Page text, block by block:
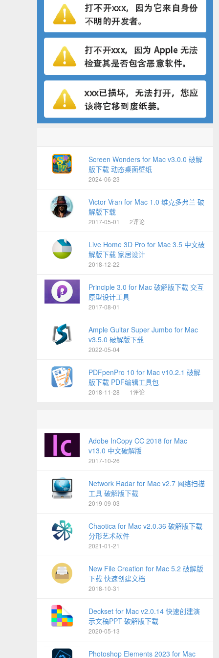
Screen Wonders for Mac v3.0.0 破解
版下载 动态桌面壁纸
2024-06-23
Victor Vran for Mac 1.0 维克多弗兰 破
解版下载
2017-05-01 2评论
Live Home 3D Pro for Mac 3.5 中文破
解版下载 家居设计
2018-12-22
Principle 3.0 for Mac 破解版下载 交互
原型设计工具
2017-08-01
Ample Guitar Super Jumbo for Mac
v3.5.0 破解版下载
2022-05-04
PDFpenPro 10 for Mac v10.2.1 破解
版下载 PDF编辑工具包
2018-11-28 1评论
Adobe InCopy CC 2018 for Mac
v13.0 中文破解版
2017-10-26
Network Radar for Mac v2.7 网络扫描
工具 破解版下载
2019-09-03
Chaotica for Mac v2.0.36 破解版下载
分形艺术软件
2021-01-21
New File Creation for Mac 5.2 破解版
下载 快速创建文档
2018-10-31
Deckset for Mac v2.0.14 快速创建演
示文稿PPT 破解版下载
2020-05-13
Photoshop Elements 2023 for Mac